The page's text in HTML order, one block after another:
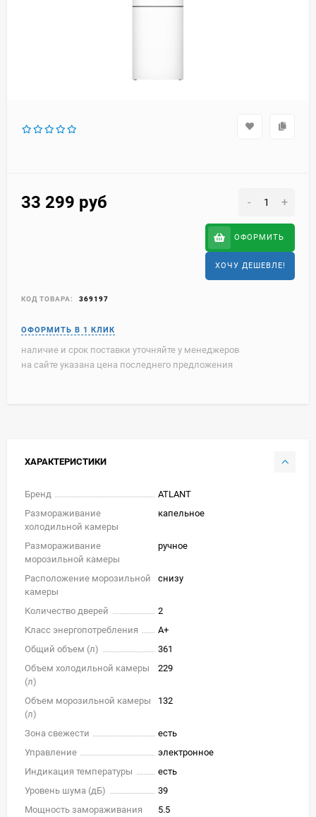
33 299 руб - +
ОФОРМИТЬ
ХОЧУ ДЕШЕВЛЕ!
КОД ТОВАРА: 369197
наличие и срок поставки уточняйте у менеджеров
на сайте указана цена последнего предложения
ХАРАКТЕРИСТИКИ
Бренд
ATLANT
Размораживание
холодильной камеры
капельное
Размораживание
морозильной камеры
ручное
Расположение морозильной
камеры
снизу
Количество дверей
2
Класс энергопотребления
A+
Общий объем (л)
361
Объем холодильной камеры
(л)
229
Объем морозильной камеры
(л)
132
Зона свежести
есть
Управление
электронное
Индикация температуры
есть
Уровень шума (дБ)
39
Мощность замораживания
5.5